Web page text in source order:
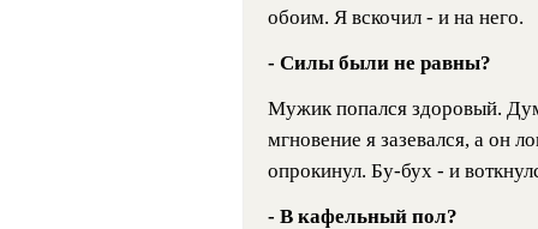
обоим. Я вскочил - и на него.
- Силы были не равны?
Мужик попался здоровый.
мгновение я зазевался, а он
опрокинул. Бу-бух - и
- В кафельный пол?